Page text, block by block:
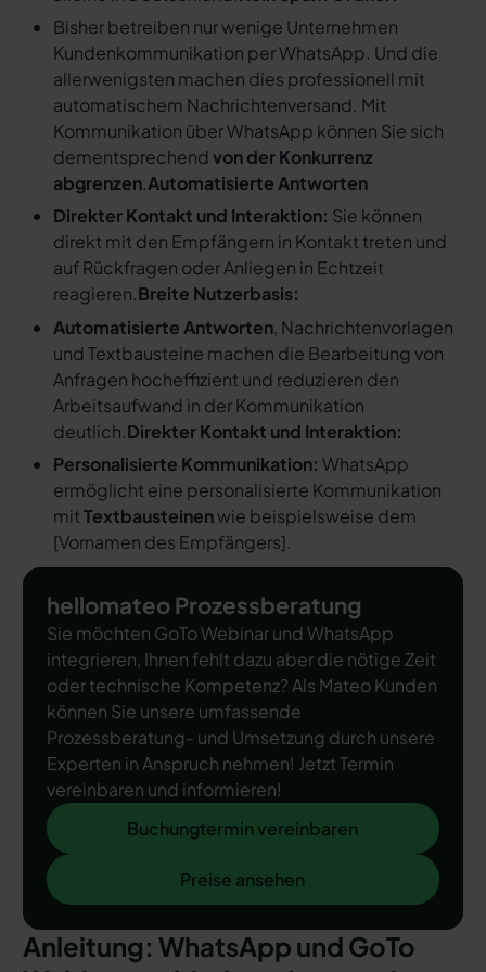
Bisher betreiben nur wenige Unternehmen
Kundenkommunikation per WhatsApp. Und die
allerwenigsten machen dies professionell mit
automatischem Nachrichtenversand. Mit
Kommunikation über WhatsApp können Sie sich
dementsprechendvon der Konkurrenz
abgrenzen.Automatisierte Antworten
Direkter Kontakt und Interaktion: Sie können
direkt mit den Empfängern in Kontakt treten und
auf Rückfragen oder Anliegen in Echtzeit
reagieren.Breite Nutzerbasis:
Automatisierte Antworten, Nachrichtenvorlagen
und Textbausteine machen die Bearbeitung von
Anfragen hocheffizient und reduzieren den
Arbeitsaufwand in der Kommunikation
deutlich.Direkter Kontakt und Interaktion:
Personalisierte Kommunikation: WhatsApp
ermöglicht eine personalisierte Kommunikation
mitTextbausteinenwie beispielsweise dem
[Vornamen des Empfängers].
hellomateo Prozessberatung
Sie möchten GoTo Webinar und WhatsApp
integrieren, Ihnen fehlt dazu aber die nötige Zeit
oder technische Kompetenz? Als Mateo Kunden
können Sie unsere umfassende
Prozessberatung- und Umsetzung durch unsere
Experten in Anspruch nehmen! Jetzt Termin
vereinbaren und informieren!
Buchungtermin vereinbaren
Buchungtermin vereinbaren
Preise ansehen
Preise ansehen
Anleitung: WhatsApp und GoTo